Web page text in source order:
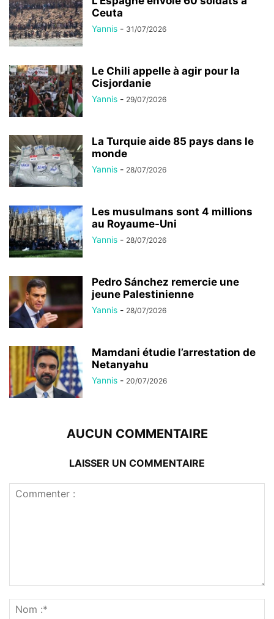
Ceuta
Yannis - 31/07/2026
Le Chili appelle à agir pour la
Cisjordanie
Yannis - 29/07/2026
La Turquie aide 85 pays dans le
monde
Yannis - 28/07/2026
Les musulmans sont 4 millions
au Royaume-Uni
Yannis - 28/07/2026
Pedro Sánchez remercie une
jeune Palestinienne
Yannis - 28/07/2026
Mamdani étudie l’arrestation de
Netanyahu
Yannis - 20/07/2026
AUCUN COMMENTAIRE
LAISSER UN COMMENTAIRE